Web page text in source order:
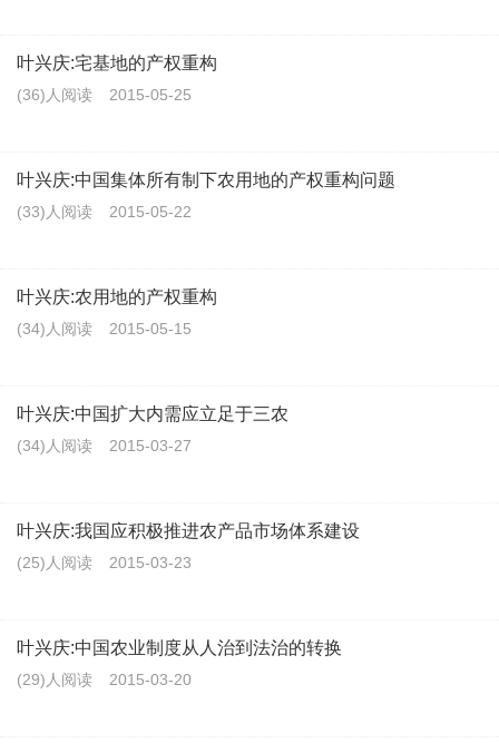
叶兴庆:宅基地的产权重构
(36)人阅读 2015-05-25
叶兴庆:中国集体所有制下农用地的产权重构问题
(33)人阅读 2015-05-22
叶兴庆:农用地的产权重构
(34)人阅读 2015-05-15
叶兴庆:中国扩大内需应立足于三农
(34)人阅读 2015-03-27
叶兴庆:我国应积极推进农产品市场体系建设
(25)人阅读 2015-03-23
叶兴庆:中国农业制度从人治到法治的转换
(29)人阅读 2015-03-20